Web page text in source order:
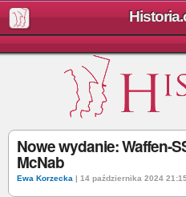
Nowe wydanie: Waffen-
McNab
Ewa Korzecka | 14 października 2024